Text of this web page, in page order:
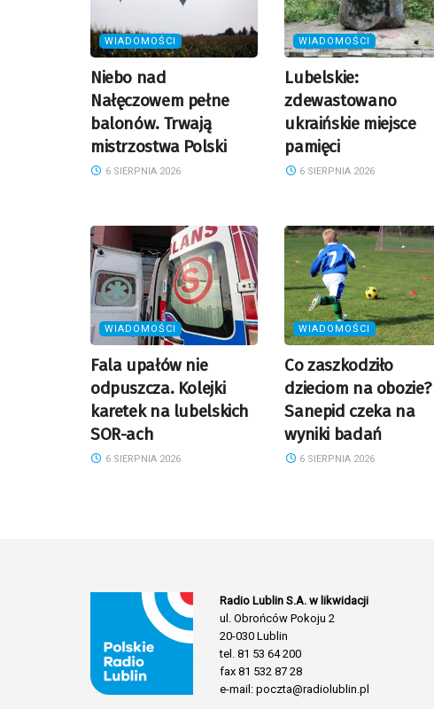
WIADOMOŚCI
Niebo nad
Nałęczowem pełne
balonów. Trwają
mistrzostwa Polski
6 SIERPNIA 2026
WIADOMOŚCI
Lubelskie:
zdewastowano
ukraińskie miejsce
pamięci
6 SIERPNIA 2026
WIADOMOŚCI
Fala upałów nie
odpuszcza. Kolejki
karetek na lubelskich
SOR-ach
6 SIERPNIA 2026
WIADOMOŚCI
Co zaszkodziło
dzieciom na obozie?
Sanepid czeka na
wyniki badań
6 SIERPNIA 2026
Radio Lublin S.A. w likwidacji
ul. Obrońców Pokoju 2
20-030 Lublin
tel. 81 53 64 200
fax 81 532 87 28
e-mail: poczta@radiolublin.pl